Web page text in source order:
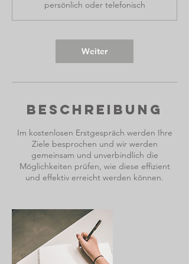
d
persönlich oder telefonisch
Weiter
Beschreibung
Im kostenlosen Erstgespräch werden Ihre
Ziele besprochen und wir werden
gemeinsam und unverbindlich die
Möglichkeiten prüfen, wie diese effizient
und effektiv erreicht werden können.